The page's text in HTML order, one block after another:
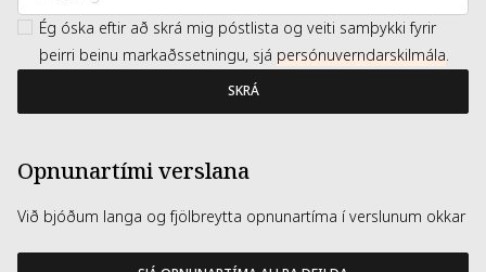
Ég óska eftir að skrá mig póstlista og veiti samþykki fyrir
þeirri beinu markaðssetningu, sjá persónuverndarskilmála.
SKRÁ
Opnunartími verslana
Við bjóðum langa og fjölbreytta opnunartíma í verslunum okkar